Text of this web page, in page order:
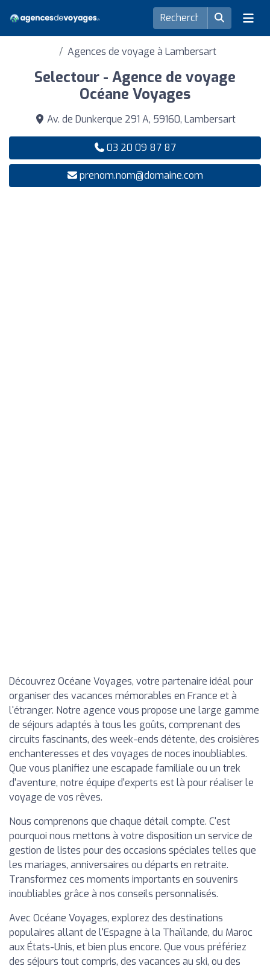
Agences de voyage à Lambersart
Selectour - Agence de voyage
Océane Voyages
Av. de Dunkerque 291 A, 59160, Lambersart
03 20 09 87 87
prenom.nom@domaine.com
Découvrez Océane Voyages, votre partenaire idéal pour
organiser des vacances mémorables en France et à
l'étranger. Notre agence vous propose une large gamme
de séjours adaptés à tous les goûts, comprenant des
circuits fascinants, des week-ends détente, des croisières
enchanteresses et des voyages de noces inoubliables.
Que vous planifiez une escapade familiale ou un trek
d'aventure, notre équipe d'experts est là pour réaliser le
voyage de vos rêves.
Nous comprenons que chaque détail compte. C'est
pourquoi nous mettons à votre disposition un service de
gestion de listes pour des occasions spéciales telles que
les mariages, anniversaires ou départs en retraite.
Transformez ces moments importants en souvenirs
inoubliables grâce à nos conseils personnalisés.
Avec Océane Voyages, explorez des destinations
populaires allant de l'Espagne à la Thaïlande, du Maroc
aux États-Unis, et bien plus encore. Que vous préfériez
des séjours tout compris, des vacances au ski, ou des